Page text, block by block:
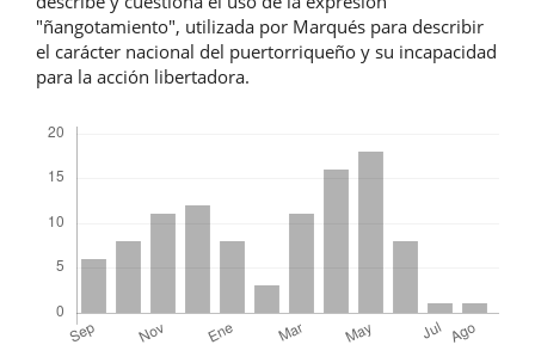
"ñangotamiento", utilizada por Marqués para describir
el carácter nacional del puertorriqueño y su incapacidad
para la acción libertadora.